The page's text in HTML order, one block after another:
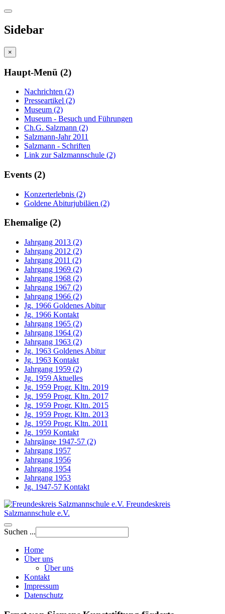
Sidebar
×
Haupt-Menü (2)
Nachrichten (2)
Presseartikel (2)
Museum (2)
Museum - Besuch und Führungen
Ch.G. Salzmann (2)
Salzmann-Jahr 2011
Salzmann - Schriften
Link zur Salzmannschule (2)
Events (2)
Konzerterlebnis (2)
Goldene Abiturjubiläen (2)
Ehemalige (2)
Jahrgang 2013 (2)
Jahrgang 2012 (2)
Jahrgang 2011 (2)
Jahrgang 1969 (2)
Jahrgang 1968 (2)
Jahrgang 1967 (2)
Jahrgang 1966 (2)
Jg. 1966 Goldenes Abitur
Jg. 1966 Kontakt
Jahrgang 1965 (2)
Jahrgang 1964 (2)
Jahrgang 1963 (2)
Jg. 1963 Goldenes Abitur
Jg. 1963 Kontakt
Jahrgang 1959 (2)
Jg. 1959 Aktuelles
Jg. 1959 Progr. Kltn. 2019
Jg. 1959 Progr. Kltn. 2017
Jg. 1959 Progr. Kltn. 2015
Jg. 1959 Progr. Kltn. 2013
Jg. 1959 Progr. Kltn. 2011
Jg. 1959 Kontakt
Jahrgänge 1947-57 (2)
Jahrgang 1957
Jahrgang 1956
Jahrgang 1954
Jahrgang 1953
Jg. 1947-57 Kontakt
Freundeskreis
Salzmannschule e.V.
Suchen ...
Home
Über uns
Über uns
Kontakt
Impressum
Datenschutz